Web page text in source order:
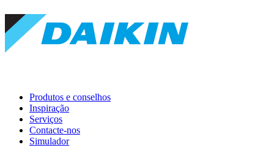
Produtos e conselhos
Inspiração
Serviços
Contacte-nos
Simulador